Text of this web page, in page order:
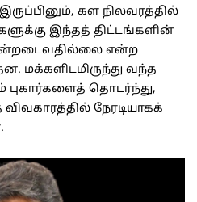
கள நிலவரத்தில்
இந்தத் திட்டங்களின்
என்ற
மக்களிடமிருந்து வந்த
புகார்களைத் தொடர்ந்து,
நேரடியாகக்